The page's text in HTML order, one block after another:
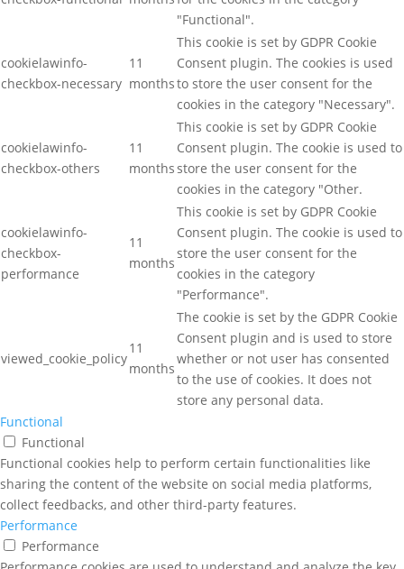
"Functional".
cookielawinfo-
checkbox-necessary
11
months
This cookie is set by GDPR Cookie
Consent plugin. The cookies is used
to store the user consent for the
cookies in the category "Necessary".
cookielawinfo-
checkbox-others
11
months
This cookie is set by GDPR Cookie
Consent plugin. The cookie is used to
store the user consent for the
cookies in the category "Other.
cookielawinfo-
checkbox-
performance
11
months
This cookie is set by GDPR Cookie
Consent plugin. The cookie is used to
store the user consent for the
cookies in the category
"Performance".
viewed_cookie_policy
11
months
The cookie is set by the GDPR Cookie
Consent plugin and is used to store
whether or not user has consented
to the use of cookies. It does not
store any personal data.
Functional
Functional
Functional cookies help to perform certain functionalities like
sharing the content of the website on social media platforms,
collect feedbacks, and other third-party features.
Performance
Performance